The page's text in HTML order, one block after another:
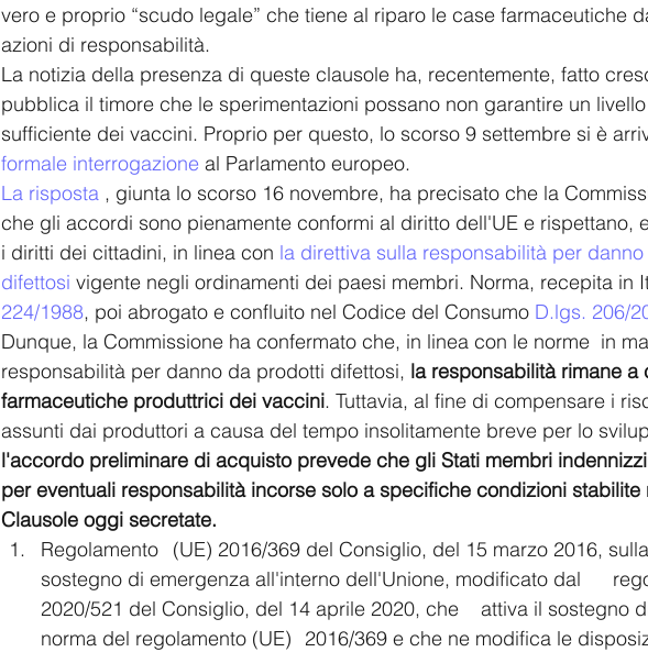
vero e proprio “scudo legale” che tiene al riparo le case farmaceutiche
azioni di responsabilità.
La notizia della presenza di queste clausole ha, recentemente, fatto
pubblica il timore che le sperimentazioni possano non garantire un
sufficiente dei vaccini. Proprio per questo, lo scorso 9 settembre si è
formale interrogazione al Parlamento europeo.
La risposta , giunta lo scorso 16 novembre, ha precisato che la
che gli accordi sono pienamente conformi al diritto dell'UE e rispettano,
i diritti dei cittadini, in linea con la direttiva sulla responsabilità per
difettosi vigente negli ordinamenti dei paesi membri. Norma, recepita in
224/1988, poi abrogato e confluito nel Codice del Consumo D.lgs. 206/
Dunque, la Commissione ha confermato che, in linea con le norme  in
responsabilità per danno da prodotti difettosi, la responsabilità rimane
farmaceutiche produttrici dei vaccini. Tuttavia, al fine di compensare i
assunti dai produttori a causa del tempo insolitamente breve per lo
l'accordo preliminare di acquisto prevede che gli Stati membri
per eventuali responsabilità incorse solo a specifiche condizioni
Clausole oggi secretate.
Regolamento 	(UE) 2016/369 del Consiglio, del 15 marzo 2016, sulla fornitura di
sostegno di emergenza all'interno dell'Unione, modificato dal 	regolamento (UE)
2020/521 del Consiglio, del 14 aprile 2020, che 	attiva il sostegno di emergenza a
norma del regolamento (UE) 	2016/369 e che ne modifica le disposizioni in